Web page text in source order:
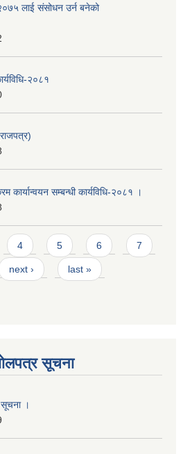
लाई संसोधन उर्न बनेको
२०८१
कार्यान्वयन सम्बन्धी कार्यविधि-२०८१ ।
4 5 6 7
next › last »
सूचना
।